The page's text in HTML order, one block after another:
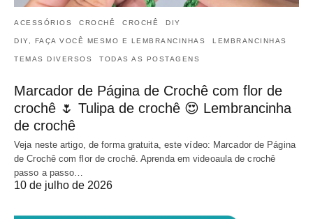
ACESSÓRIOS CROCHÊ CROCHÊ DIY
DIY, FAÇA VOCÊ MESMO E LEMBRANCINHAS LEMBRANCINHAS
TEMAS DIVERSOS TODAS AS POSTAGENS
Marcador de Página de Crochê com flor de
crochê 🌷 Tulipa de crochê 😍 Lembrancinha
de crochê
Veja neste artigo, de forma gratuita, este vídeo: Marcador de Página
de Crochê com flor de crochê. Aprenda em videoaula de crochê
passo a passo…
10 de julho de 2026